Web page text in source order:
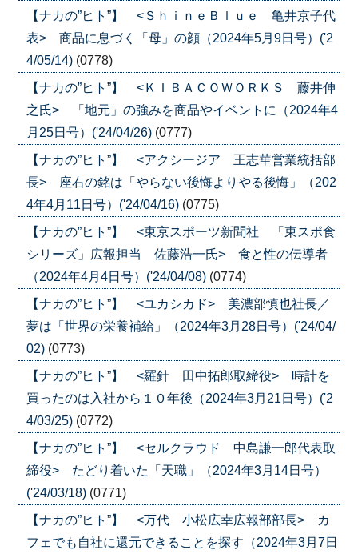
【ナカの”ヒト”】 <ＳｈｉｎｅＢｌｕｅ 亀井京子代
表> 商品に息づく「母」の顔（2024年5月9日号）('2
4/05/14) (0778)
【ナカの”ヒト”】 <ＫＩＢＡＣＯＷＯＲＫＳ 藤井伸
之氏> 「地元」の強みを商品やイベントに（2024年4
月25日号）('24/04/26) (0777)
【ナカの”ヒト”】 <アクシージア 王志華営業統括部
長> 座右の銘は「やらない後悔よりやる後悔」（202
4年4月11日号）('24/04/16) (0775)
【ナカの”ヒト”】 <東京スポーツ新聞社 「東スポ食
シリーズ」広報担当 佐藤浩一氏> 食と性の伝導者
（2024年4月4日号）('24/04/08) (0774)
【ナカの”ヒト”】 <ユカシカド> 美濃部慎也社長／
夢は「世界の栄養補給」（2024年3月28日号）('24/04/
02) (0773)
【ナカの”ヒト”】 <羅針 田中拓郎取締役> 時計を
買ったのは入社から１０年後（2024年3月21日号）('2
4/03/25) (0772)
【ナカの”ヒト”】 <セルクラウド 中島謙一郎代表取
締役> たどり着いた「天職」（2024年3月14日号）
('24/03/18) (0771)
【ナカの”ヒト”】 <万代 小松広幸広報部部長> カ
フェでも自社に還元できることを探す（2024年3月7日